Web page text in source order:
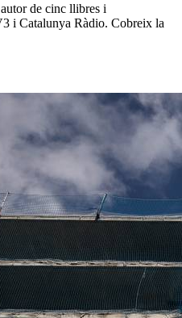
de cinc llibres i
i Catalunya Ràdio. Cobreix la